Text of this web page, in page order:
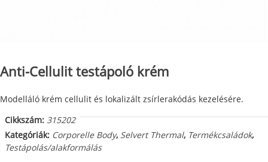
Anti-Cellulit testápoló krém
Modelláló krém cellulit és lokalizált zsírlerakódás kezelésére.
Cikkszám: 315202
Kategóriák: Corporelle Body, Selvert Thermal, Termékcsaládok,
Testápolás/alakformálás